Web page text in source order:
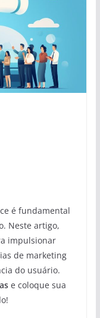
é fundamental
Neste artigo,
impulsionar
de marketing
do usuário.
e coloque sua